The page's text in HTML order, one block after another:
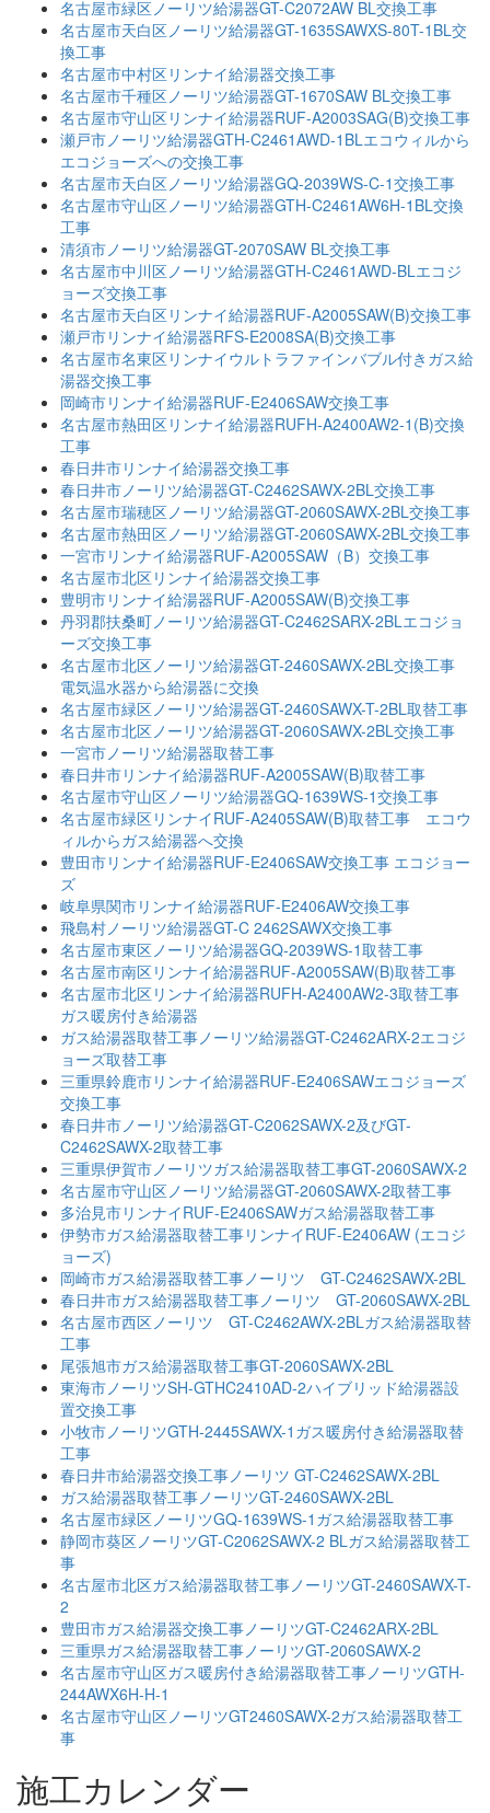
名古屋市緑区ノーリツ給湯器GT-C2072AW BL交換工事
名古屋市天白区ノーリツ給湯器GT-1635SAWXS-80T-1BL交
換工事
名古屋市中村区リンナイ給湯器交換工事
名古屋市千種区ノーリツ給湯器GT-1670SAW BL交換工事
名古屋市守山区リンナイ給湯器RUF-A2003SAG(B)交換工事
瀬戸市ノーリツ給湯器GTH-C2461AWD-1BLエコウィルから
エコジョーズへの交換工事
名古屋市天白区ノーリツ給湯器GQ-2039WS-C-1交換工事
名古屋市守山区ノーリツ給湯器GTH-C2461AW6H-1BL交換
工事
清須市ノーリツ給湯器GT-2070SAW BL交換工事
名古屋市中川区ノーリツ給湯器GTH-C2461AWD-BLエコジ
ョーズ交換工事
名古屋市天白区リンナイ給湯器RUF-A2005SAW(B)交換工事
瀬戸市リンナイ給湯器RFS-E2008SA(B)交換工事
名古屋市名東区リンナイウルトラファインバブル付きガス給
湯器交換工事
岡崎市リンナイ給湯器RUF-E2406SAW交換工事
名古屋市熱田区リンナイ給湯器RUFH-A2400AW2-1(B)交換
工事
春日井市リンナイ給湯器交換工事
春日井市ノーリツ給湯器GT-C2462SAWX-2BL交換工事
名古屋市瑞穂区ノーリツ給湯器GT-2060SAWX-2BL交換工事
名古屋市熱田区ノーリツ給湯器GT-2060SAWX-2BL交換工事
一宮市リンナイ給湯器RUF-A2005SAW（B）交換工事
名古屋市北区リンナイ給湯器交換工事
豊明市リンナイ給湯器RUF-A2005SAW(B)交換工事
丹羽郡扶桑町ノーリツ給湯器GT-C2462SARX-2BLエコジョ
ーズ交換工事
名古屋市北区ノーリツ給湯器GT-2460SAWX-2BL交換工事
電気温水器から給湯器に交換
名古屋市緑区ノーリツ給湯器GT-2460SAWX-T-2BL取替工事
名古屋市北区ノーリツ給湯器GT-2060SAWX-2BL交換工事
一宮市ノーリツ給湯器取替工事
春日井市リンナイ給湯器RUF-A2005SAW(B)取替工事
名古屋市守山区ノーリツ給湯器GQ-1639WS-1交換工事
名古屋市緑区リンナイRUF-A2405SAW(B)取替工事 エコウ
ィルからガス給湯器へ交換
豊田市リンナイ給湯器RUF-E2406SAW交換工事 エコジョー
ズ
岐阜県関市リンナイ給湯器RUF-E2406AW交換工事
飛島村ノーリツ給湯器GT-C 2462SAWX交換工事
名古屋市東区ノーリツ給湯器GQ-2039WS-1取替工事
名古屋市南区リンナイ給湯器RUF-A2005SAW(B)取替工事
名古屋市北区リンナイ給湯器RUFH-A2400AW2-3取替工事
ガス暖房付き給湯器
ガス給湯器取替工事ノーリツ給湯器GT-C2462ARX-2エコジ
ョーズ取替工事
三重県鈴鹿市リンナイ給湯器RUF-E2406SAWエコジョーズ
交換工事
春日井市ノーリツ給湯器GT-C2062SAWX-2及びGT-
C2462SAWX-2取替工事
三重県伊賀市ノーリツガス給湯器取替工事GT-2060SAWX-2
名古屋市守山区ノーリツ給湯器GT-2060SAWX-2取替工事
多治見市リンナイRUF-E2406SAWガス給湯器取替工事
伊勢市ガス給湯器取替工事リンナイRUF-E2406AW (エコジ
ョーズ)
岡崎市ガス給湯器取替工事ノーリツ GT-C2462SAWX-2BL
春日井市ガス給湯器取替工事ノーリツ GT-2060SAWX-2BL
名古屋市西区ノーリツ GT-C2462AWX-2BLガス給湯器取替
工事
尾張旭市ガス給湯器取替工事GT-2060SAWX-2BL
東海市ノーリツSH-GTHC2410AD-2ハイブリッド給湯器設
置交換工事
小牧市ノーリツGTH-2445SAWX-1ガス暖房付き給湯器取替
工事
春日井市給湯器交換工事ノーリツ GT-C2462SAWX-2BL
ガス給湯器取替工事ノーリツGT-2460SAWX-2BL
名古屋市緑区ノーリツGQ-1639WS-1ガス給湯器取替工事
静岡市葵区ノーリツGT-C2062SAWX-2 BLガス給湯器取替工
事
名古屋市北区ガス給湯器取替工事ノーリツGT-2460SAWX-T-
2
豊田市ガス給湯器交換工事ノーリツGT-C2462ARX-2BL
三重県ガス給湯器取替工事ノーリツGT-2060SAWX-2
名古屋市守山区ガス暖房付き給湯器取替工事ノーリツGTH-
244AWX6H-H-1
名古屋市守山区ノーリツGT2460SAWX-2ガス給湯器取替工
事
施工カレンダー